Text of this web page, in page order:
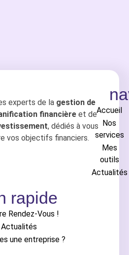
experts de la gestion de
financièreet de
, dédiés à vous
vos objectifs financiers.
Accueil
Nos
services
Mes
outils
Actualités
rapide
Rendez-Vous !
Actualités
une entreprise ?